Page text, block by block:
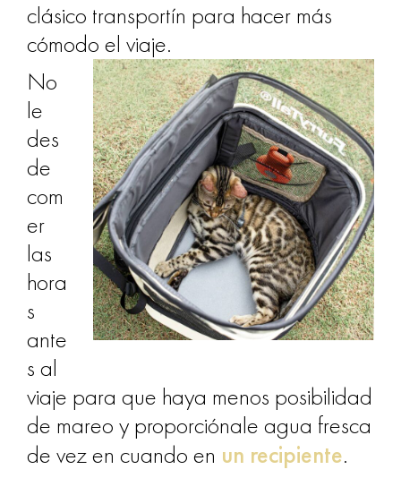
clásico transportín para hacer más
cómodo el viaje.
No
le
des
de
com
er
las
hora
s
ante
s al
viaje para que haya menos posibilidad
de mareo y proporciónale agua fresca
de vez en cuando en un recipiente.